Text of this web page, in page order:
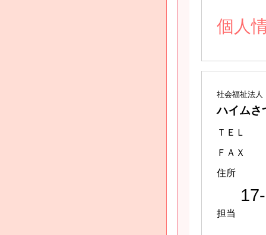
個人
社会福祉法
ハイムさ
ＴＥＬ
ＦＡＸ
住所
担当